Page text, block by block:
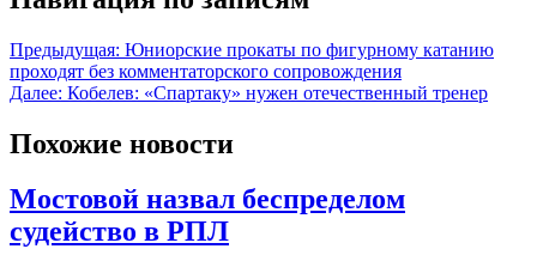
Предыдущая: Юниорские прокаты по фигурному катанию
проходят без комментаторского сопровождения
Далее: Кобелев: «Спартаку» нужен отечественный тренер
Похожие новости
Мостовой назвал беспределом
судейство в РПЛ